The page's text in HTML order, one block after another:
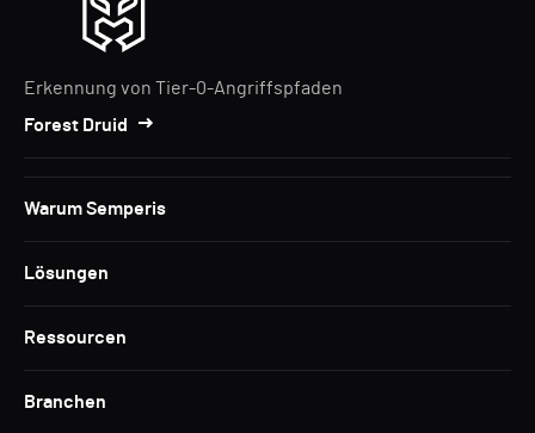
Erkennung von Tier-0-Angriffspfaden
Forest Druid
Warum Semperis
Lösungen
Ressourcen
Branchen